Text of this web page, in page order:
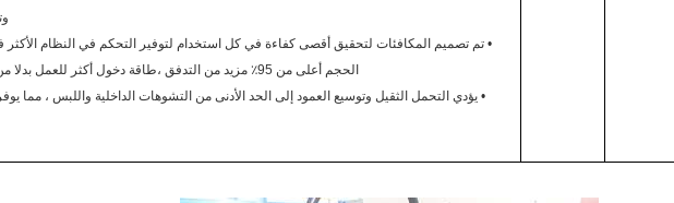
• تم تصميم المكافئات لتحقيق أقصى كفاءة في كل استخدام لتوفير التحكم في النظام الأكثر
الحجم أعلى من 95٪ مزيد من التدفق ،طاقة دخول أكثر للعمل بدلا من الحرارة والنفايات.
• يؤدي التحمل الثقيل وتوسيع العمود إلى الحد الأدنى من التشوهات الداخلية واللبس ، مما